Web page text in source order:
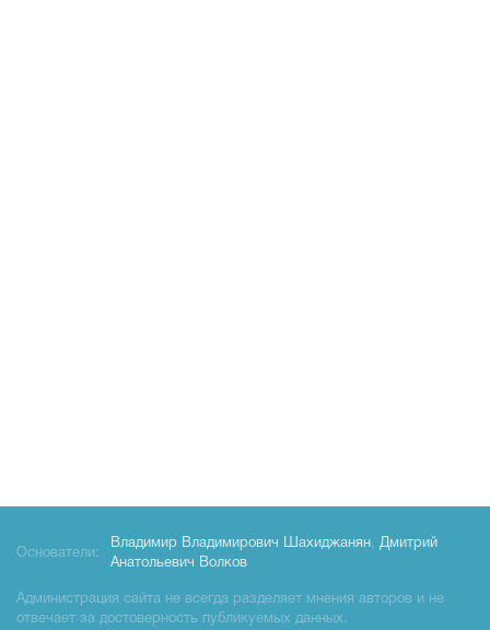
Основатели:
Владимир Владимирович Шахиджанян, Дмитрий
Анатольевич Волков
Администрация сайта не всегда разделяет мнения авторов и не
отвечает за достоверность публикуемых данных.